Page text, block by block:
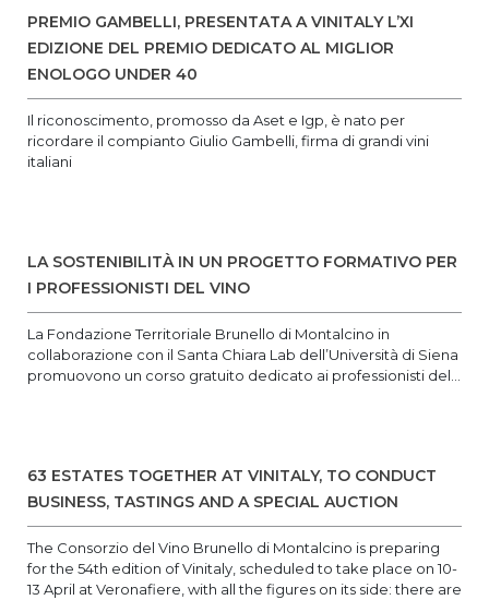
PREMIO GAMBELLI, PRESENTATA A VINITALY L’XI
EDIZIONE DEL PREMIO DEDICATO AL MIGLIOR
ENOLOGO UNDER 40
Il riconoscimento, promosso da Aset e Igp, è nato per
ricordare il compianto Giulio Gambelli, firma di grandi vini
italiani
LA SOSTENIBILITÀ IN UN PROGETTO FORMATIVO PER
I PROFESSIONISTI DEL VINO
La Fondazione Territoriale Brunello di Montalcino in
collaborazione con il Santa Chiara Lab dell’Università di Siena
promuovono un corso gratuito dedicato ai professionisti del...
63 ESTATES TOGETHER AT VINITALY, TO CONDUCT
BUSINESS, TASTINGS AND A SPECIAL AUCTION
The Consorzio del Vino Brunello di Montalcino is preparing
for the 54th edition of Vinitaly, scheduled to take place on 10-
13 April at Veronafiere, with all the figures on its side: there are